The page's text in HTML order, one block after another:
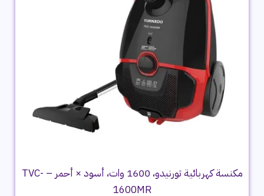
مكنسة كهربائية تورنيدو، 1600 وات، أسود × أحمر – TVC-
1600MR